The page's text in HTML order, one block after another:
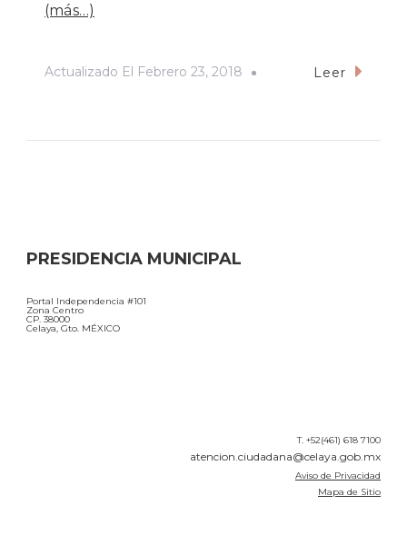
(más…)
Actualizado El Febrero 23, 2018 Leer
PRESIDENCIA MUNICIPAL
Portal Independencia #101
Zona Centro
CP. 38000
Celaya, Gto. MÉXICO
T. +52(461) 618 7100
atencion.ciudadana@celaya.gob.mx
Aviso de Privacidad
Mapa de Sitio